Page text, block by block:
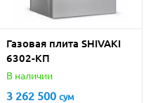
Газовая плита SHIVAKI
6302-KП
В наличии
3 262 500 сум